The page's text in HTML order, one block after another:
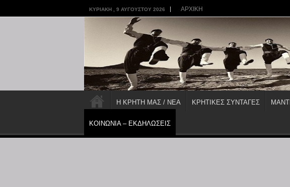
ΚΥΡΙΑΚΉ , 9 ΑΥΓΟΎΣΤΟΥ 2026 ΑΡΧΙΚΗ
Η ΚΡΗΤΗ ΜΑΣ / ΝΕΑ ΚΡΗΤΙΚΕΣ ΣΥΝΤΑΓΕΣ
ΚΟΙΝΩΝΙΑ – ΕΚΔΗΛΩΣΕΙΣ